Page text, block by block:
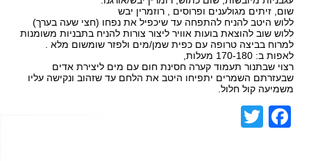
שום, זיתים מגולענים ופרוסים , רוזמרין יבש
ללוש היטב להניח להתפחה עד שיכפיל את נפחו (חצי שעה בערך)
ללוש שוב להוצאת בועות אוויר ליצור צורות להניח בתבניות משומנות
למרוח בביצה טרופה עם כפית שמן/מים ולפזר שומשום מלא .
לאפות ב: 170-180 מעלות,
רצוי שבתנור תעמוד קערה חסינת חום עם מים ליצירת אדים
שבעזרתם השמרים יתפיחו היטב את הלחם עד שזהוב ונקישה עליו
משמיעה קול חלול.
Facebook